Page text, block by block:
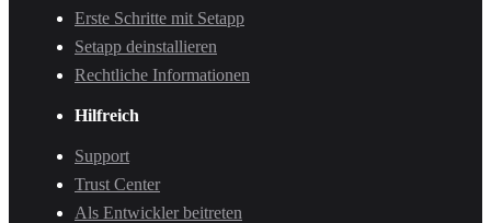
Erste Schritte mit Setapp
Setapp deinstallieren
Rechtliche Informationen
Hilfreich
Support
Trust Center
Als Entwickler beitreten